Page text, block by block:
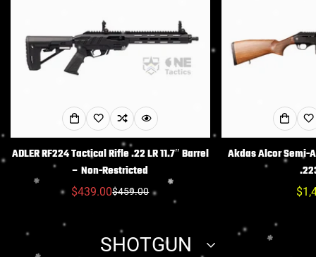
ADLER RF224 Tactical Rifle .22 LR 11.7″ Barrel
– Non-Restricted
销
价
格
$439.00常
价
格
$459.00
Akdas Alcor Semi-
常
SHOTGUN